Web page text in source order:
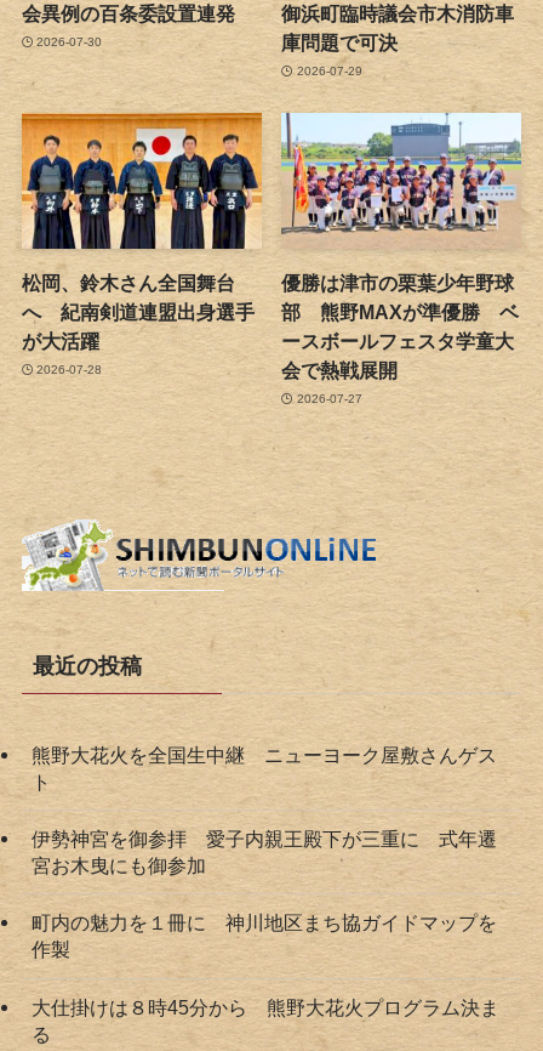
会異例の百条委設置連発
2026-07-30
御浜町臨時議会市木消防車
庫問題で可決
2026-07-29
松岡、鈴木さん全国舞台
へ 紀南剣道連盟出身選手
が大活躍
2026-07-28
優勝は津市の栗葉少年野球
部 熊野MAXが準優勝 ベ
ースボールフェスタ学童大
会で熱戦展開
2026-07-27
最近の投稿
熊野大花火を全国生中継 ニューヨーク屋敷さんゲス
ト
伊勢神宮を御参拝 愛子内親王殿下が三重に 式年遷
宮お木曳にも御参加
町内の魅力を１冊に 神川地区まち協ガイドマップを
作製
大仕掛けは８時45分から 熊野大花火プログラム決ま
る